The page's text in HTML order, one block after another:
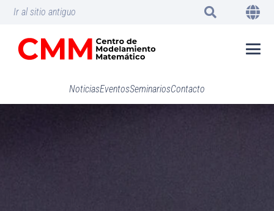
Ir al sitio antiguo
NoticiasEventosSeminariosContacto